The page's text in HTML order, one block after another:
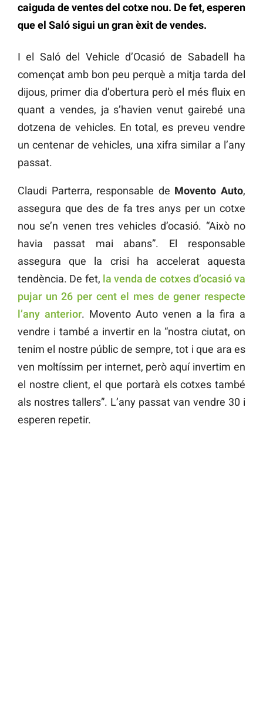
caiguda de ventes del cotxe nou. De fet, esperen
que el Saló sigui un gran èxit de vendes.
I el Saló del Vehicle d’Ocasió de Sabadell ha
començat amb bon peu perquè a mitja tarda del
dijous, primer dia d’obertura però el més fluix en
quant a vendes, ja s’havien venut gairebé una
dotzena de vehicles. En total, es preveu vendre
un centenar de vehicles, una xifra similar a l’any
passat.
Claudi Parterra, responsable de Movento Auto,
assegura que des de fa tres anys per un cotxe
nou se’n venen tres vehicles d’ocasió. “Això no
havia passat mai abans”. El responsable
assegura que la crisi ha accelerat aquesta
tendència. De fet, la venda de cotxes d’ocasió va
pujar un 26 per cent el mes de gener respecte
l’any anterior. Movento Auto venen a la fira a
vendre i també a invertir en la “nostra ciutat, on
tenim el nostre públic de sempre, tot i que ara es
ven moltíssim per internet, però aquí invertim en
el nostre client, el que portarà els cotxes també
als nostres tallers”. L’any passat van vendre 30 i
esperen repetir.